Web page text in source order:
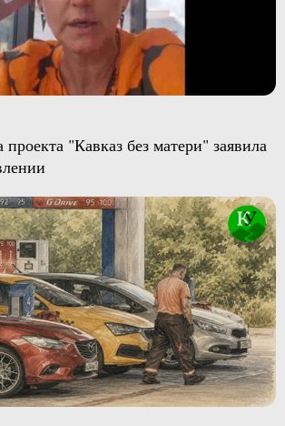
"Кавказ без матери" заявила